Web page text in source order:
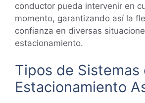
conductor pueda intervenir en
momento, garantizando así la
confianza en diversas
estacionamiento.
Tipos de Sistemas
Estacionamiento